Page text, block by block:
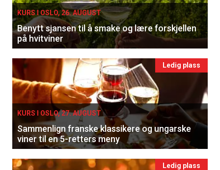
KURS I OSLO, 26. AUGUST
Benytt sjansen til å smake og lære forskjellen
på hvitviner
Ledig plass
KURS I OSLO, 27. AUGUST
Sammenlign franske klassikere og ungarske
viner til en 5-retters meny
Ledig plass